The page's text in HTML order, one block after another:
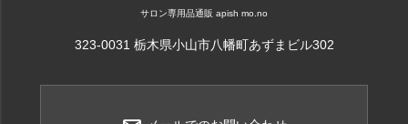
サロン専用品通販 apish mo.no
323-0031 栃木県小山市八幡町あずまビル302